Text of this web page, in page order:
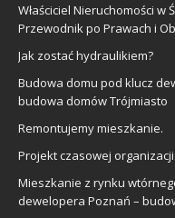
Właściciel Nieruchomości
Przewodnik po Prawach i
Jak zostać hydraulikiem?
Budowa domu pod klucz
budowa domów Trójmiasto
Remontujemy mieszkanie.
Projekt czasowej
Mieszkanie z rynku
dewelopera Poznań –